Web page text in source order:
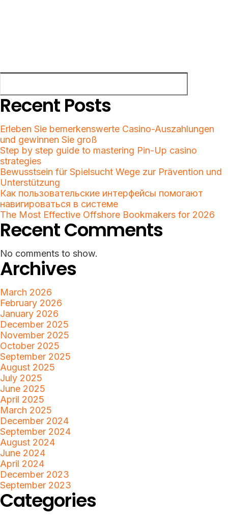
Recent Posts
Erleben Sie bemerkenswerte Casino-Auszahlungen
und gewinnen Sie groß
Step by step guide to mastering Pin-Up casino
strategies
Bewusstsein für Spielsucht Wege zur Prävention und
Unterstützung
Как пользовательские интерфейсы помогают
навигироваться в системе
The Most Effective Offshore Bookmakers for 2026
Recent Comments
No comments to show.
Archives
March 2026
February 2026
January 2026
December 2025
November 2025
October 2025
September 2025
August 2025
July 2025
June 2025
April 2025
March 2025
December 2024
September 2024
August 2024
June 2024
April 2024
December 2023
September 2023
Categories